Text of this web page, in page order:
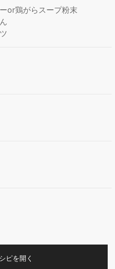
or鶏がらスープ粉末
ピを開く